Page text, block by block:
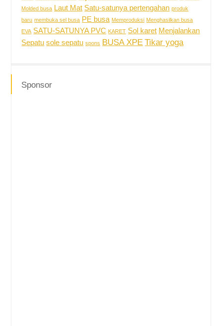
Molded busa Laut Mat Satu-satunya pertengahan produk
baru membuka sel busa PE busa Memproduksi Menghasilkan busa
EVA SATU-SATUNYA PVC KARET Sol karet Menjalankan
Sepatu sole sepatu spons BUSA XPE Tikar yoga
Sponsor